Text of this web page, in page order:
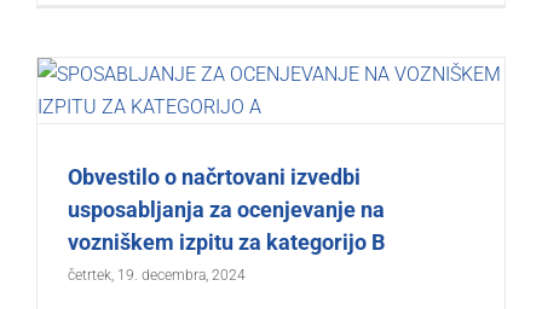
Obvestilo o načrtovani izvedbi
usposabljanja za ocenjevanje na
vozniškem izpitu za kategorijo B
četrtek, 19. decembra, 2024